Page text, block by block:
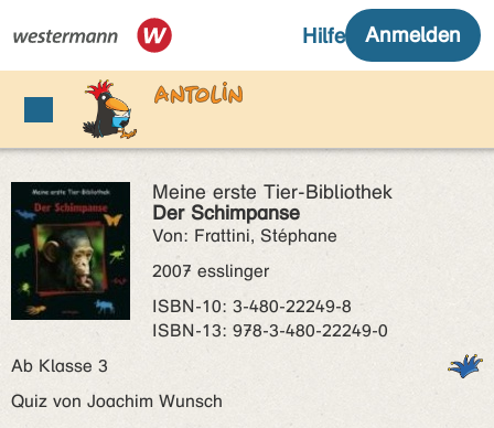
Meine erste Tier-Bibliothek
Der Schimpanse
Von: Frattini, Stéphane
2007 esslinger
ISBN‑10: 3-480-22249-8
ISBN‑13: 978-3-480-22249-0
Ab Klasse 3
Quiz von Joachim Wunsch